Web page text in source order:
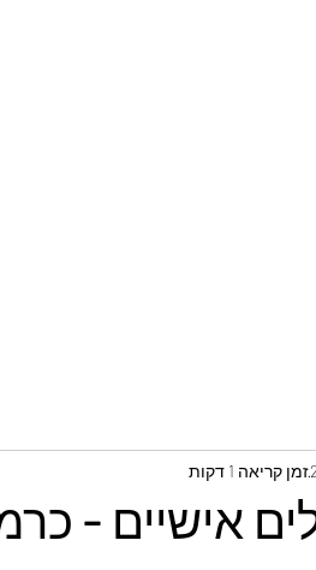
אישיים -
זמן קריאה 1 דקות